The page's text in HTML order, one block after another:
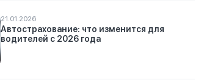
21.01.2026
Автострахование: что изменится для
водителей с 2026 года